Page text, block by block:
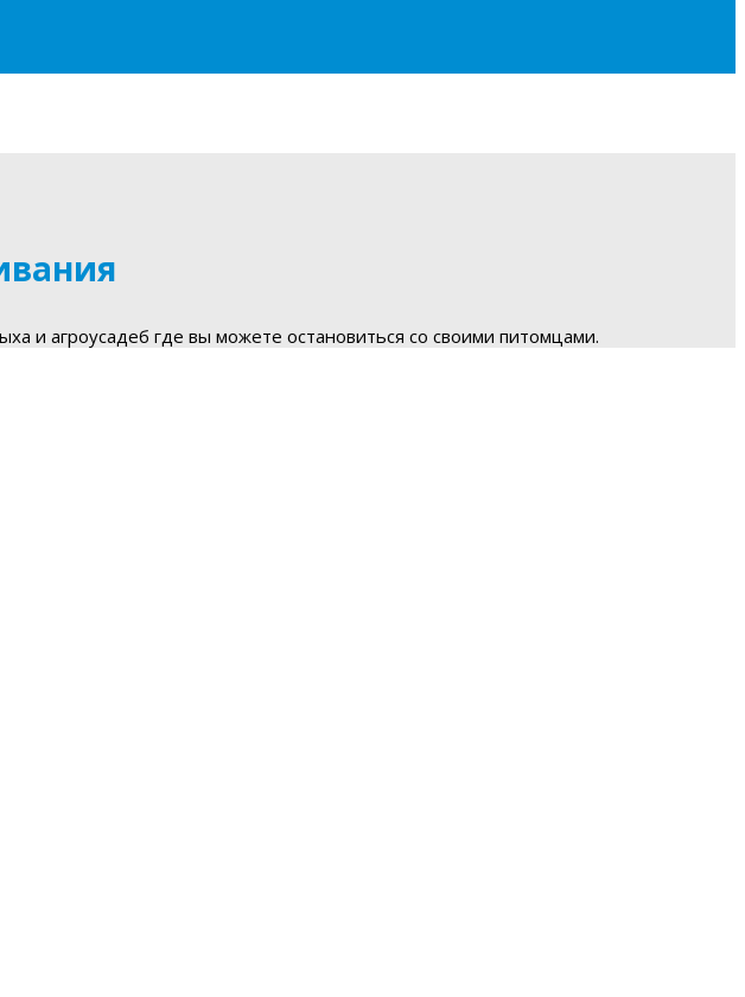
и агроусадеб где вы можете остановиться со своими питомцами.